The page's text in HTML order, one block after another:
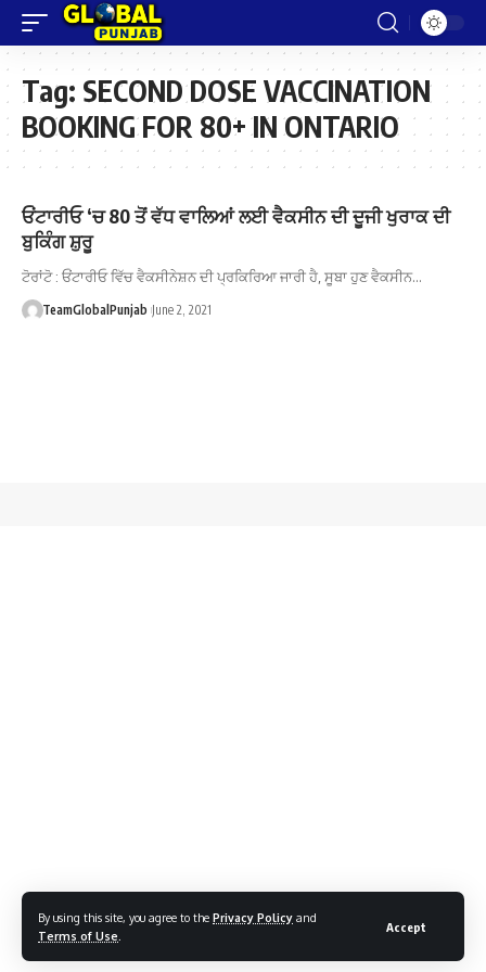
By using this site, you agree to the Privacy Policy and
Terms of Use
Accept
Tag: SECOND DOSE VACCINATION
BOOKING FOR 80+ IN ONTARIO
ਓਂਟਾਰੀਓ ‘ਚ 80 ਤੋਂ ਵੱਧ ਵਾਲਿਆਂ ਲਈ ਵੈਕਸੀਨ ਦੀ ਦੂਜੀ ਖੁਰਾਕ ਦੀ
ਬੁਕਿੰਗ ਸ਼ੁਰੂ
ਟੋਰਾਂਟੋ : ਓਂਟਾਰੀਓ ਵਿੱਚ ਵੈਕਸੀਨੇਸ਼ਨ ਦੀ ਪ੍ਰਕਿਰਿਆ ਜਾਰੀ ਹੈ, ਸੂਬਾ ਹੁਣ ਵੈਕਸੀਨ…
TeamGlobalPunjab June 2, 2021